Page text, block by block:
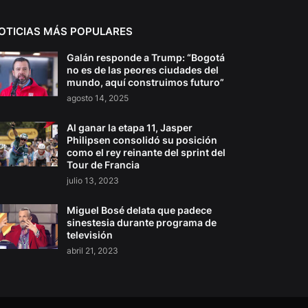
MÁS POPULARES
Galán responde a Trump: “Bogotá
no es de las peores ciudades del
mundo, aquí construimos futuro”
agosto 14, 2025
Al ganar la etapa 11, Jasper
Philipsen consolidó su posición
como el rey reinante del sprint del
Tour de Francia
julio 13, 2023
Miguel Bosé delata que padece
sinestesia durante programa de
televisión
abril 21, 2023